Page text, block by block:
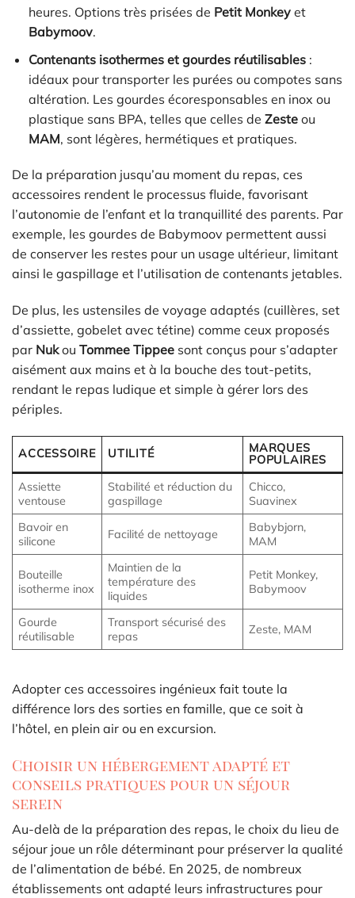
heures. Options très prisées de Petit Monkeyet
Babymoov.
Contenants isothermes et gourdes réutilisables:
idéaux pour transporter les purées ou compotes sans
altération. Les gourdes écoresponsables en inox ou
plastique sans BPA, telles que celles de Zesteou
MAM, sont légères, hermétiques et pratiques.
De la préparation jusqu’au moment du repas, ces
accessoires rendent le processus fluide, favorisant
l’autonomie de l’enfant et la tranquillité des parents. Par
exemple, les gourdes de Babymoov permettent aussi
de conserver les restes pour un usage ultérieur, limitant
ainsi le gaspillage et l’utilisation de contenants jetables.
De plus, les ustensiles de voyage adaptés (cuillères, set
d’assiette, gobelet avec tétine) comme ceux proposés
par Nukou Tommee Tippee sont conçus pour s’adapter
aisément aux mains et à la bouche des tout-petits,
rendant le repas ludique et simple à gérer lors des
périples.
ACCESSOIRE UTILITÉ
MARQUES
POPULAIRES
Assiette
ventouse
Stabilité et réduction du
gaspillage
Chicco,
Suavinex
Bavoir en
silicone
Facilité de nettoyage
Babybjorn,
MAM
Bouteille
isotherme inox
Maintien de la
température des
liquides
Petit Monkey,
Babymoov
Gourde
réutilisable
Transport sécurisé des
repas
Zeste, MAM
Adopter ces accessoires ingénieux fait toute la
différence lors des sorties en famille, que ce soit à
l’hôtel, en plein air ou en excursion.
Choisir un hébergement adapté et
conseils pratiques pour un séjour
serein
Au-delà de la préparation des repas, le choix du lieu de
séjour joue un rôle déterminant pour préserver la qualité
de l’alimentation de bébé. En 2025, de nombreux
établissements ont adapté leurs infrastructures pour